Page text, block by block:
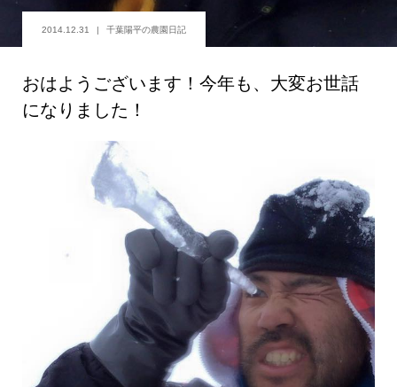
2014.12.31 千葉陽平の農園日記
おはようございます！今年も、大変お世話
になりました！